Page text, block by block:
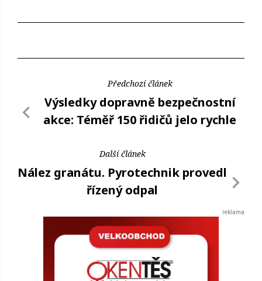
Předchozí článek
Výsledky dopravně bezpečnostní
akce: Téměř 150 řidičů jelo rychle
Další článek
Nález granátu. Pyrotechnik provedl
řízený odpal